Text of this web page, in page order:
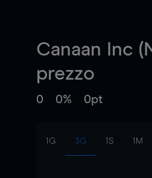
Canaan Inc
prezzo
0 0% 0pt
1G 3G 1S 1M